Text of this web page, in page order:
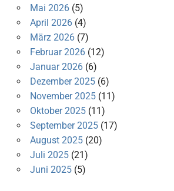
Mai 2026(5)
April 2026(4)
März 2026(7)
Februar 2026(12)
Januar 2026(6)
Dezember 2025(6)
November 2025(11)
Oktober 2025(11)
September 2025(17)
August 2025(20)
Juli 2025(21)
Juni 2025(5)